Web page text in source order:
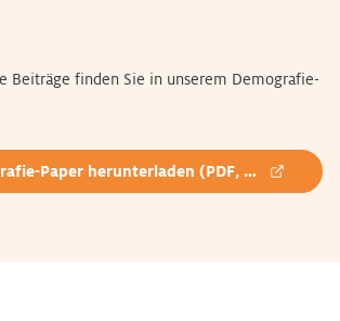
Beiträge finden Sie in unserem Demografie-
Jetzt Demografie-Paper herunterladen (PDF, 909 KB)